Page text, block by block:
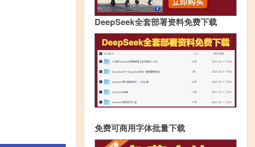
DeepSeek全套部署资料免费下载
免费可商用字体批量下载